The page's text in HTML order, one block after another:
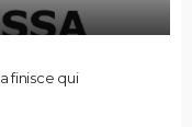
finisce qui